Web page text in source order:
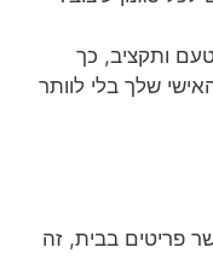
ותקציב, כך
שלך בלי לוותר
פריטים בבית, זה